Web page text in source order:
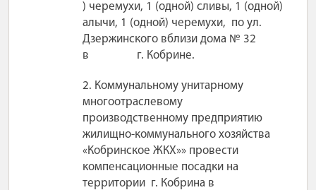
) черемухи, 1 (одной) сливы, 1 (одной)
алычи, 1 (одной) черемухи, по ул.
Дзержинского вблизи дома № 32
в г. Кобрине.
2. Коммунальному унитарному
многоотраслевому
производственному предприятию
жилищно-коммунального хозяйства
«Кобринское ЖКХ»» провести
компенсационные посадки на
территории г. Кобрина в